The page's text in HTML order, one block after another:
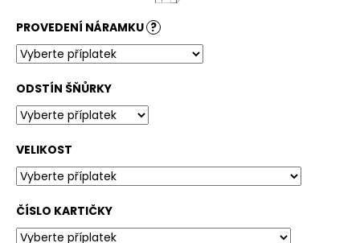
PROVEDENÍ NÁRAMKU ?
ODSTÍN ŠŇŮRKY
VELIKOST
ČÍSLO KARTIČKY